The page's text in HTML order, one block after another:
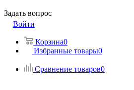
Задать вопрос
Войти
Корзина0
Избранные товары0
Сравнение товаров0